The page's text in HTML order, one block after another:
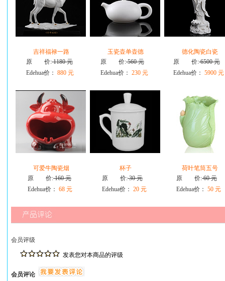
吉祥福禄一路
原 价:1180 元
Edehua价： 880 元
玉瓷壶单壶德
原 价:560 元
Edehua价： 230 元
德化陶瓷白瓷
原 价:6500 元
Edehua价： 5900 元
可爱牛陶瓷烟
原 价:160 元
Edehua价： 68 元
杯子
原 价:30 元
Edehua价： 20 元
荷叶笔筒五号
原 价:60 元
Edehua价： 50 元
会员评级
发表您对本商品的评级
会员评论